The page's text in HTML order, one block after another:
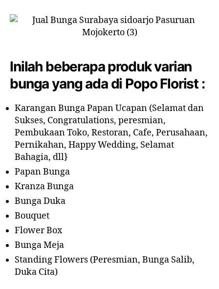
Inilah beberapa produk varian
bunga yang ada di Popo Florist :
Karangan Bunga Papan Ucapan (Selamat dan
Sukses, Congratulations, peresmian,
Pembukaan Toko, Restoran, Cafe, Perusahaan,
Pernikahan, Happy Wedding, Selamat
Bahagia, dll}
Papan Bunga
Kranza Bunga
Bunga Duka
Bouquet
Flower Box
Bunga Meja
Standing Flowers (Peresmian, Bunga Salib,
Duka Cita)